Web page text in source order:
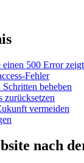
einen 500 Error zeigt
Fehler
beheben
zurücksetzen
vermeiden
nach